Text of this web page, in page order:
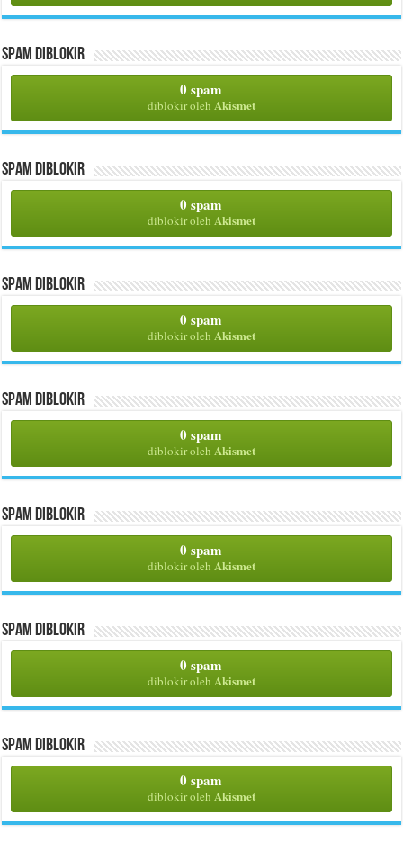
Spam Diblokir
0 spam
diblokir oleh Akismet
Spam Diblokir
0 spam
diblokir oleh Akismet
Spam Diblokir
0 spam
diblokir oleh Akismet
Spam Diblokir
0 spam
diblokir oleh Akismet
Spam Diblokir
0 spam
diblokir oleh Akismet
Spam Diblokir
0 spam
diblokir oleh Akismet
Spam Diblokir
0 spam
diblokir oleh Akismet